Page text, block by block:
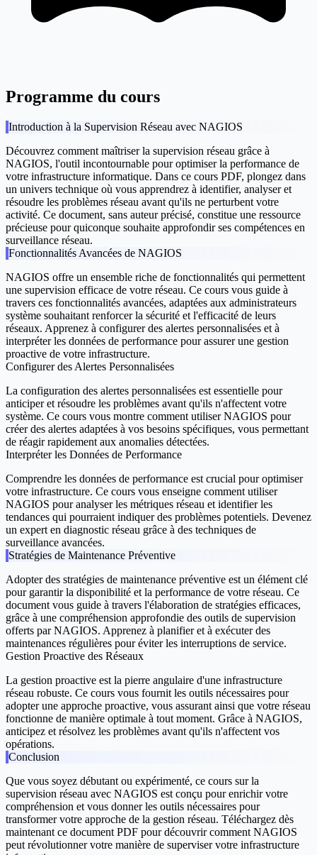
Programme du cours
Introduction à la Supervision Réseau avec NAGIOS
Découvrez comment maîtriser la supervision réseau grâce à
NAGIOS, l'outil incontournable pour optimiser la performance de
votre infrastructure informatique. Dans ce cours PDF, plongez dans
un univers technique où vous apprendrez à identifier, analyser et
résoudre les problèmes réseau avant qu'ils ne perturbent votre
activité. Ce document, sans auteur précisé, constitue une ressource
précieuse pour quiconque souhaite approfondir ses compétences en
surveillance réseau.
Fonctionnalités Avancées de NAGIOS
NAGIOS offre un ensemble riche de fonctionnalités qui permettent
une supervision efficace de votre réseau. Ce cours vous guide à
travers ces fonctionnalités avancées, adaptées aux administrateurs
système souhaitant renforcer la sécurité et l'efficacité de leurs
réseaux. Apprenez à configurer des alertes personnalisées et à
interpréter les données de performance pour assurer une gestion
proactive de votre infrastructure.
Configurer des Alertes Personnalisées
La configuration des alertes personnalisées est essentielle pour
anticiper et résoudre les problèmes avant qu'ils n'affectent votre
système. Ce cours vous montre comment utiliser NAGIOS pour
créer des alertes adaptées à vos besoins spécifiques, vous permettant
de réagir rapidement aux anomalies détectées.
Interpréter les Données de Performance
Comprendre les données de performance est crucial pour optimiser
votre infrastructure. Ce cours vous enseigne comment utiliser
NAGIOS pour analyser les métriques réseau et identifier les
tendances qui pourraient indiquer des problèmes potentiels. Devenez
un expert en diagnostic réseau grâce à des techniques de
surveillance avancées.
Stratégies de Maintenance Préventive
Adopter des stratégies de maintenance préventive est un élément clé
pour garantir la disponibilité et la performance de votre réseau. Ce
document vous guide à travers l'élaboration de stratégies efficaces,
grâce à une compréhension approfondie des outils de supervision
offerts par NAGIOS. Apprenez à planifier et à exécuter des
maintenances régulières pour éviter les interruptions de service.
Gestion Proactive des Réseaux
La gestion proactive est la pierre angulaire d'une infrastructure
réseau robuste. Ce cours vous fournit les outils nécessaires pour
adopter une approche proactive, vous assurant ainsi que votre réseau
fonctionne de manière optimale à tout moment. Grâce à NAGIOS,
anticipez et résolvez les problèmes avant qu'ils n'affectent vos
opérations.
Conclusion
Que vous soyez débutant ou expérimenté, ce cours sur la
supervision réseau avec NAGIOS est conçu pour enrichir votre
compréhension et vous donner les outils nécessaires pour
transformer votre approche de la gestion réseau. Téléchargez dès
maintenant ce document PDF pour découvrir comment NAGIOS
peut révolutionner votre manière de superviser votre infrastructure